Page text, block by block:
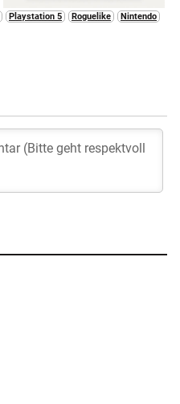
Playstation 5 Roguelike
Nintendo